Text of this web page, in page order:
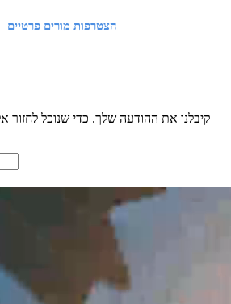
הצטרפות מורים פרטיים
קיבלנו את ההודעה שלך. כדי שנוכל